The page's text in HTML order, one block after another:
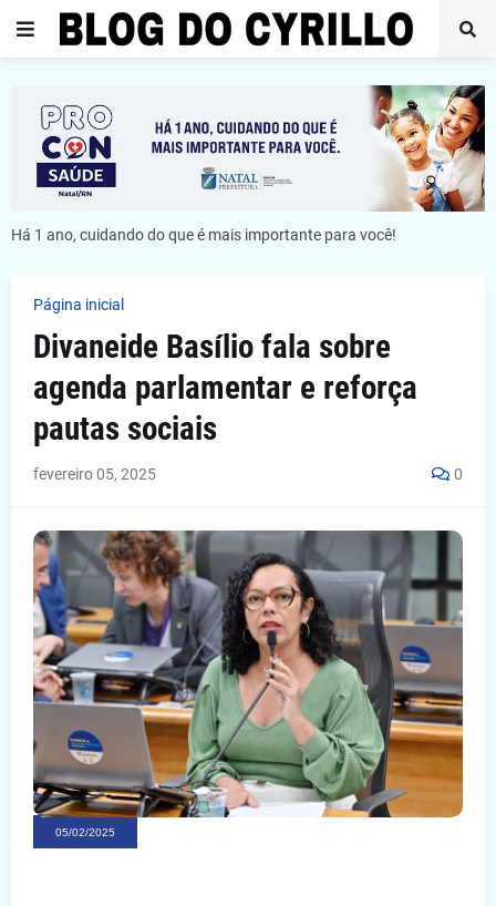
Há 1 ano, cuidando do que é mais importante para você!
Página inicial
Divaneide Basílio fala sobre
agenda parlamentar e reforça
pautas sociais
fevereiro 05, 2025 0
05/02/2025